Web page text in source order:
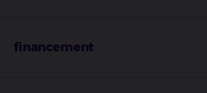
financement